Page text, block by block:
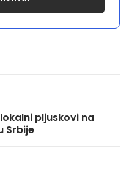
pljuskovi na
Srbije